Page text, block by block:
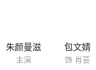
朱颜曼滋
主演
包文婧
饰 肖芸